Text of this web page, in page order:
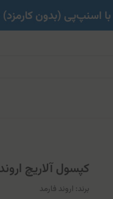
کپسول آلاریچ
برند: اروند فارمد